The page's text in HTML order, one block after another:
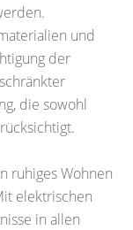
und
der
die sowohl
ruhiges Wohnen
elektrischen
in allen